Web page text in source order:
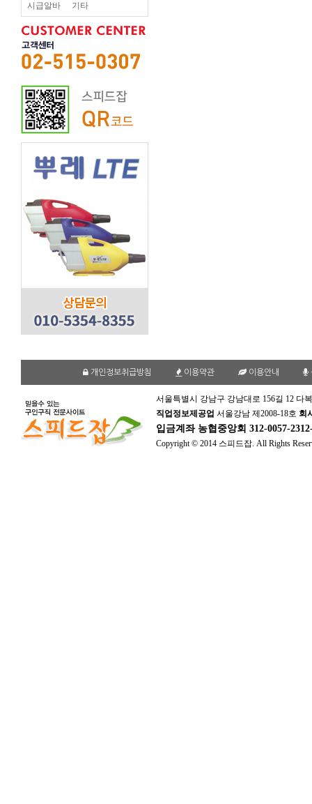
시급알바 기타
개인정보취급방침 이용약관 이용안내
서울특별시 강남구 강남대로 156길 12 다
직업정보제공업 서울강남 제2008-18호 회
입금계좌 농협중앙회 312-0057-
Copyright © 2014 스피드잡. All Rights